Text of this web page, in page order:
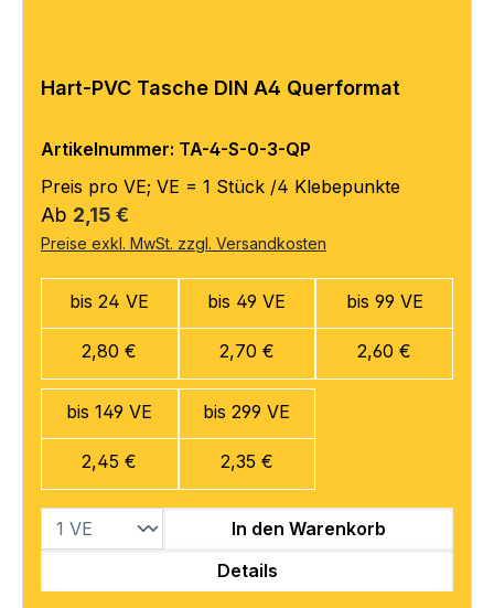
Hart-PVC Tasche DIN A4 Querformat
Artikelnummer: TA-4-S-0-3-QP
Preis pro VE; VE = 1 Stück /4 Klebepunkte
Regulärer Preis:
Ab 2,15 €
Preise exkl. MwSt. zzgl. Versandkosten
bis 24 VE
2,80 €
bis 49 VE
2,70 €
bis 99 VE
2,60 €
bis 149 VE
2,45 €
bis 299 VE
2,35 €
In den Warenkorb
Details